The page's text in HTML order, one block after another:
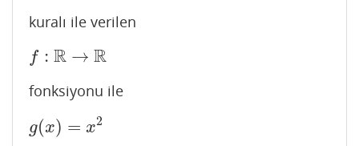
kuralı ile verilen
f : R → R
f :R→R
fonksiyonu ile
g(x) = x2
g(x =x 2